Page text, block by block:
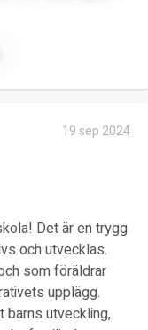
19 sep 2024
Det är en trygg
och utvecklas.
som föräldrar
upplägg.
barns utveckling,